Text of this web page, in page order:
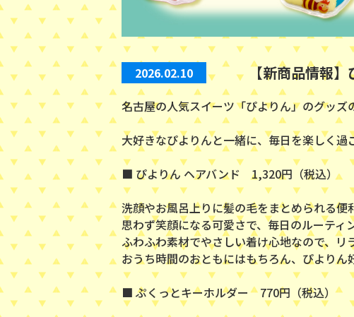
2026.02.10 【新商品情報
名古屋の人気スイーツ「ぴよりん」のグッズ
大好きなぴよりんと一緒に、毎日を楽しく過
■ ぴよりん ヘアバンド 1,320円（税込）
洗顔やお風呂上りに髪の毛をまとめられる
思わず笑顔になる可愛さで、毎日のルーティ
ふわふわ素材でやさしい着け心地なので、リ
おうち時間のおともにはもちろん、ぴよりん
■ ぷくっとキーホルダー 770円（税込）